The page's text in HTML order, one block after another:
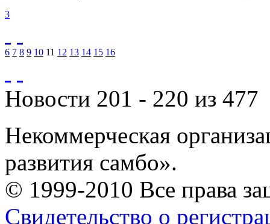
3
6 7 8 9 10 11 12 13 14 15 16
Новости 201 - 220 из 477
Некоммерческая
развития самбо».
© 1999-2010 Все права
Свидетельство о